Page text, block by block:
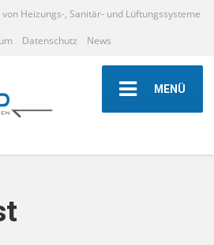
Heizungs-, Sanitär- und Lüftungssysteme
Datenschutz News
MENÜ